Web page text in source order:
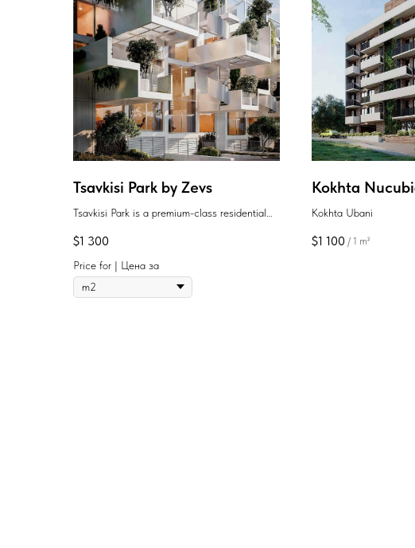
Tsavkisi Park by Zevs
Tsavkisi Park is a premium-class residential
and eco-friendly environment away from
urban noise.
$1 300
Price for | Цена за
Kokhta
Kokhta Ubani
$1 100 / 1 m²